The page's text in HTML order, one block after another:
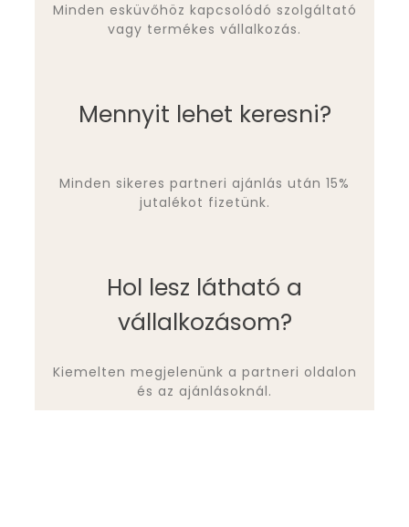
Minden esküvőhöz kapcsolódó szolgáltató
vagy termékes vállalkozás.
Mennyit lehet keresni?
Minden sikeres partneri ajánlás után 15%
jutalékot fizetünk.
Hol lesz látható a
vállalkozásom?
Kiemelten megjelenünk a partneri oldalon
és az ajánlásoknál.